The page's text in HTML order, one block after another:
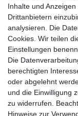
Einkaufen
Zahlungsarten
Versandarten & -
Widerrufsrecht
Zum Online-
Inhalte und
Drittanbietern
analysieren. Die
Cookies. Wir teilen
Einstellungen
Die
berechtigten
oder abgelehnt
und die Einwilligung
zu widerrufen.
Hinweise zur